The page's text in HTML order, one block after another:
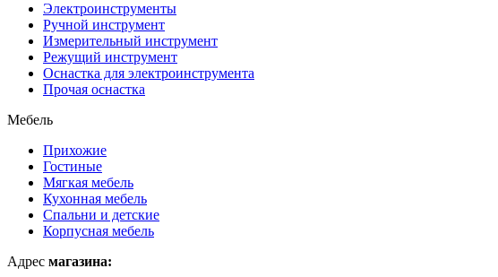
Электроинструменты
Ручной инструмент
Измерительный инструмент
Режущий инструмент
Оснастка для электроинструмента
Прочая оснастка
Мебель
Прихожие
Гостиные
Мягкая мебель
Кухонная мебель
Спальни и детские
Корпусная мебель
Адрес магазина: